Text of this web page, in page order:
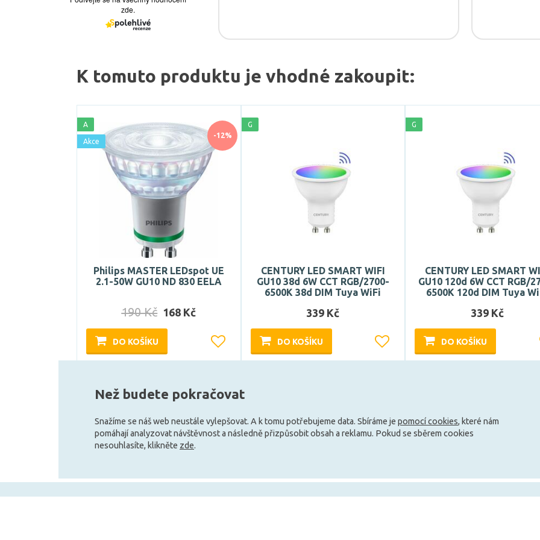
K tomuto produktu je vhodné zakoupit:
-12%
A
Akce
Philips MASTER LEDspot UE
2.1-50W GU10 ND 830 EELA
190 Kč 168 Kč
DO KOŠÍKU
G
CENTURY LED SMART WIFI
GU10 38d 6W CCT RGB/2700-
6500K 38d DIM Tuya WiFi
339 Kč
DO KOŠÍKU
G
CENTURY LED SMART
GU10 120d 6W CCT RGB/
6500K 120d DIM Tuya
339 Kč
DO KOŠÍKU
Načíst další
Než budete pokračovat
Snažíme se náš web neustále vylepšovat. A k tomu potřebujeme data. Sbíráme je pomocí cookies, které nám
pomáhají analyzovat návštěvnost a následně přizpůsobit obsah a reklamu. Pokud se sběrem cookies
nesouhlasíte, klikněte zde.